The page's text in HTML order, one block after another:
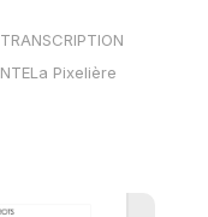
Pixelière